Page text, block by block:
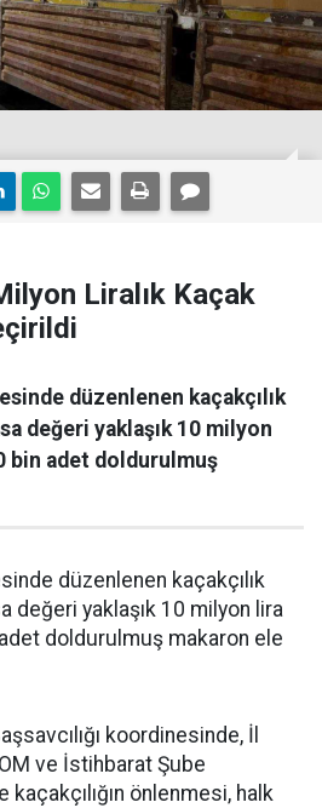
Liralık Kaçak
düzenlenen kaçakçılık
değeri yaklaşık 10 milyon
bin adet doldurulmuş
düzenlenen kaçakçılık
değeri yaklaşık 10 milyon lira
doldurulmuş makaron ele
koordinesinde, İl
ve İstihbarat Şube
önlenmesi, halk